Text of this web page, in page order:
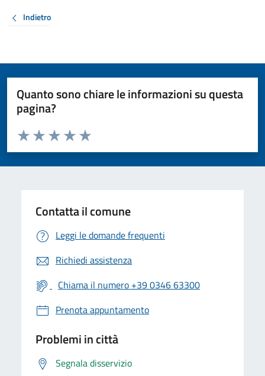
Indietro
Quanto sono chiare le informazioni su questa
pagina?
Valuta da 1 a 5 stelle la pagina
Valuta 5 stelle su 5
Valuta 4 stelle su 5
Valuta 3 stelle su 5
Valuta 2 stelle su 5
Valuta 1 stelle su 5
Contatta il comune
Leggi le domande frequenti
Richiedi assistenza
Chiama il numero +39 0346 63300
Prenota appuntamento
Problemi in città
Segnala disservizio